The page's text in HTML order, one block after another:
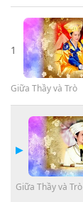
1
Giữa Thầy và Trò
Giữa Thầy và Trò